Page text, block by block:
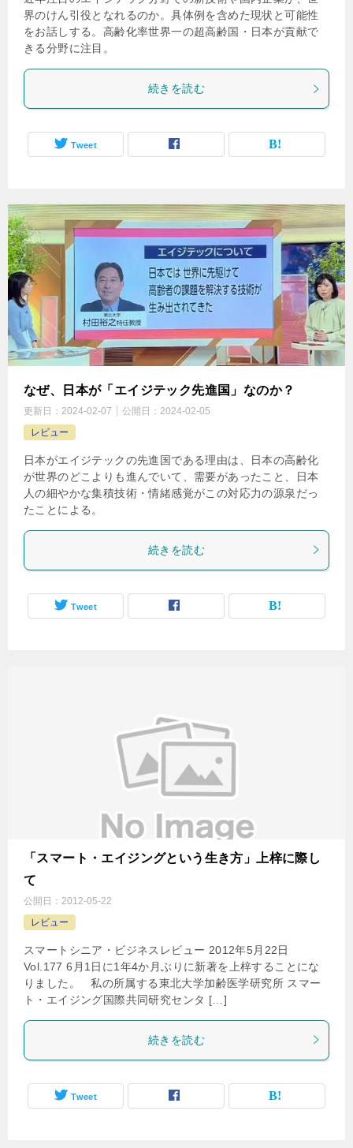
界のけん引役となれるのか。具体例を含めた現状と可能性
をお話しする。高齢化率世界一の超高齢国・日本が貢献で
きる分野に注目。
続きを読む
Tweet
なぜ、日本が「エイジテック先進国」なのか？
更新日： 2024-02-07 公開日： 2024-02-05
レビュー
日本がエイジテックの先進国である理由は、日本の高齢化
が世界のどこよりも進んでいて、需要があったこと、日本
人の細やかな集積技術・情緒感覚がこの対応力の源泉だっ
たことによる。
続きを読む
Tweet
「スマート・エイジングという生き方」上梓に際し
て
公開日： 2012-05-22
レビュー
スマートシニア・ビジネスレビュー 2012年5月22日
Vol.177 6月1日に1年4か月ぶりに新著を上梓することにな
りました。 私の所属する東北大学加齢医学研究所 スマー
ト・エイジング国際共同研究センタ […]
続きを読む
Tweet